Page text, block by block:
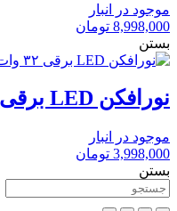
موجود در انبار
8,998,000 تومان
بستن
نورافکن LED برقی ۳۲ وات RH-4216
موجود در انبار
3,998,000 تومان
بستن